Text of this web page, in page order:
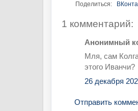
Поделиться:
1 комментарий:
Анонимный
Мля, сам
этого Иванчи?
26 декабря
Отправить